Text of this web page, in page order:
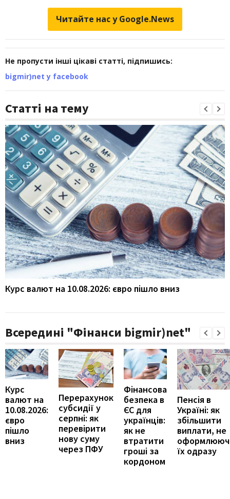
Читайте нас у Google.News
Не пропусти інші цікаві статті, підпишись:
bigmir)net у facebook
Статті на тему
Курс валют на 10.08.2026: євро пішло вниз
Всередині "Фінанси bigmir)net"
Курс
валют на
10.08.2026:
євро
пішло
вниз
Перерахунок
субсидії у
серпні: як
перевірити
нову суму
через ПФУ
Фінансова
безпека в
ЄС для
українців:
як не
втратити
гроші за
кордоном
Пенсія в
Україні: як
збільшити
виплати, не
їх одразу